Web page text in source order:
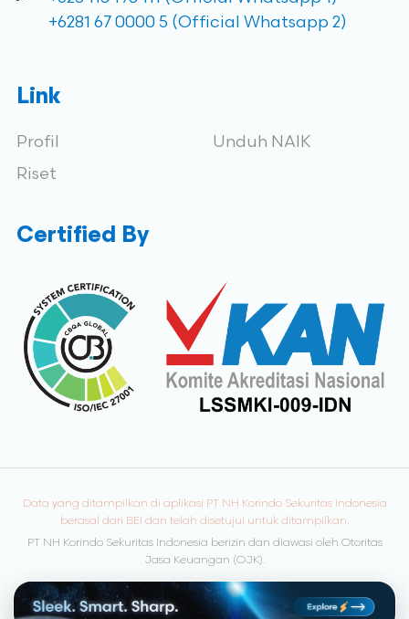
+6281 67 0000 5 (Official Whatsapp 2)
Link
Profil
Riset
Unduh NAIK
Certified By
Data yang ditampilkan di aplikasi PT NH Korindo Sekuritas Indonesia
berasal dari BEI dan telah disetujui untuk ditampilkan.
PT NH Korindo Sekuritas Indonesia berizin dan diawasi oleh Otoritas
Jasa Keuangan (OJK).
© Copyright 2026 NH Korindo Sekuritas. All rights reserved.